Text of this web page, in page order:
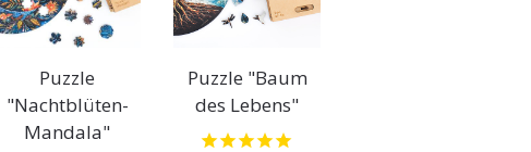
Puzzle
"Nachtblüten-
Mandala"
Puzzle "Baum
des Lebens"